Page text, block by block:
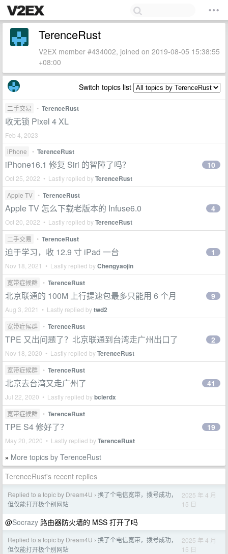
TerenceRust
V2EX member #434002, joined on 2019-08-05 15:38:55
+08:00
Switch topics list
二手交易 • TerenceRust
收无锁 Pixel 4 XL
Feb 4, 2023
iPhone
• TerenceRust
iPhone16.1 修复 Siri 的智障了吗？
Oct 25, 2022 • Lastly replied byTerenceRust
10
Apple TV • TerenceRust
Apple TV 怎么下载老版本的 Infuse6.0
Oct 20, 2022 • Lastly replied byTerenceRust
4
二手交易 • TerenceRust
迫于学习，收 12.9 寸 iPad 一台
Nov 18, 2021 • Lastly replied byChengyaojin
1
宽带症候群 • TerenceRust
北京联通的 100M 上行提速包最多只能用 6 个月
Aug 3, 2021 • Lastly replied bytwd2
9
宽带症候群 • TerenceRust
TPE 又出问题了？北京联通到台湾走广州出口了
Nov 18, 2020 • Lastly replied byTerenceRust
2
宽带症候群 • TerenceRust
北京去台湾又走广州了
Jul 22, 2020 • Lastly replied bybclerdx
41
宽带症候群 • TerenceRust
TPE S4 修好了？
May 20, 2020 • Lastly replied byTerenceRust
19
» More topics by TerenceRust
TerenceRust's recent replies
Replied to a topic by Dream4U › 换了个电信宽带，拨号成功，
但仅能打开极个别网站
2025 年 4 月
15 日
@Socrazy 路由器防火墙的 MSS 打开了吗
Replied to a topic by Dream4U › 换了个电信宽带，拨号成功，
但仅能打开极个别网站
2025 年 4 月
15 日